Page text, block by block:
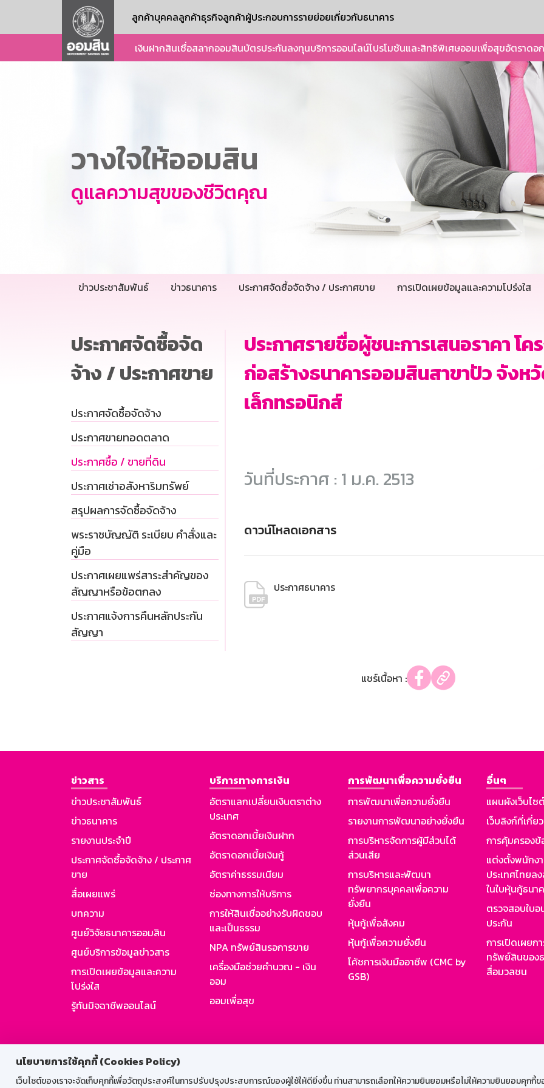
นโยบายการใช้คุกกี้ (Cookies Policy)
เว็บไซต์ของเราจะจัดเก็บคุกกี้เพื่อวัตถุประสงค์ในการปรับปรุงประสบการณ์ของผู้ใช้ให้ดียิ่งขึ้น ท่านสามารถเลือกให้ความยินยอมหรือไม่ให้ความยินยอมคุกกี้ข
ลูกค้าบุคคลลูกค้าธุรกิจลูกค้าผู้ประกอบการรายย่อยเกี่ยวกับธนาคาร
เงินฝากสินเชื่อสลากออมสินบัตรประกันลงทุนบริการออนไลน์โปรโมชันและสิทธิพิเศษออมเพื่อสุขอัตราดอ
วางใจให้ออมสิน
ดูแลความสุขของชีวิตคุณ
ข่าวประชาสัมพันธ์ ข่าวธนาคาร ประกาศจัดซื้อจัดจ้าง / ประกาศขาย การเปิดเผยข้อมูลและความโปร่งใส
ประกาศจัดซื้อจัด
จ้าง / ประกาศขาย
ประกาศจัดซื้อจัดจ้าง
ประกาศขายทอดตลาด
ประกาศซื้อ / ขายที่ดิน
ประกาศเช่าอสังหาริมทรัพย์
สรุปผลการจัดซื้อจัดจ้าง
พระราชบัญญัติ ระเบียบ คำสั่งและ
คู่มือ
ประกาศเผยแพร่สาระสำคัญของ
สัญญาหรือข้อตกลง
ประกาศแจ้งการคืนหลักประกัน
สัญญา
ประกาศรายชื่อผู้ชนะการเสนอราคา โ
ก่อสร้างธนาคารออมสินสาขาปัว จังห
เล็กทรอนิกส์
วันที่ประกาศ : 1 ม.ค. 2513
ดาวน์โหลดเอกสาร
ประกาศธนาคาร
แชร์เนื้อหา :
ข่าวสาร
ข่าวประชาสัมพันธ์
ข่าวธนาคาร
รายงานประจำปี
ประกาศจัดซื้อจัดจ้าง / ประกาศ
ขาย
สื่อเผยแพร่
บทความ
ศูนย์วิจัยธนาคารออมสิน
ศูนย์บริการข้อมูลข่าวสาร
การเปิดเผยข้อมูลและความ
โปร่งใส
รู้ทันมิจฉาชีพออนไลน์
บริการทางการเงิน
อัตราแลกเปลี่ยนเงินตราต่าง
ประเทศ
อัตราดอกเบี้ยเงินฝาก
อัตราดอกเบี้ยเงินกู้
อัตราค่าธรรมเนียม
ช่องทางการให้บริการ
การให้สินเชื่ออย่างรับผิดชอบ
และเป็นธรรม
NPA ทรัพย์สินรอการขาย
เครื่องมือช่วยคำนวณ - เงิน
ออม
ออมเพื่อสุข
การพัฒนาเพื่อความยั่งยืน
การพัฒนาเพื่อความยั่งยืน
รายงานการพัฒนาอย่างยั่งยืน
การบริหารจัดการผู้มีส่วนได้
ส่วนเสีย
การบริหารและพัฒนา
ทรัพยากรบุคคลเพื่อความ
ยั่งยืน
หุ้นกู้เพื่อสังคม
หุ้นกู้เพื่อความยั่งยืน
โค้ชการเงินมืออาชีพ (CMC by
GSB)
อื่นๆ
แผนผังเว็บไซ
เว็บลิงก์ที่เกี่ย
การคุ้มครอง
แต่งตั้งพนักง
ประเทศไทยล
ในใบหุ้นกู้ธนา
ตรวจสอบใบ
ประกัน
การเปิดเผยก
ทรัพย์สินของ
สื่อมวลชน